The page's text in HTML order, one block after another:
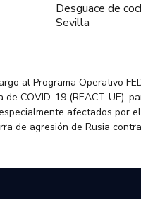
Desguace de
Sevilla
al Programa Operativo
COVID-19 (REACT-UE),
afectados por
de agresión de Rusia